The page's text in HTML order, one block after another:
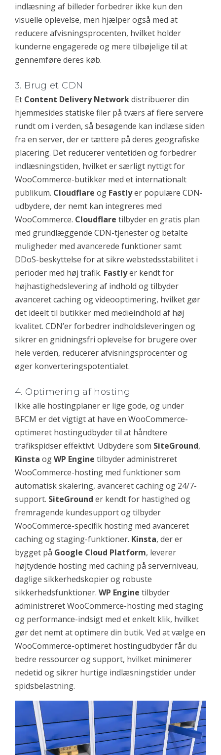
indlæsning af billeder forbedrer ikke kun den
visuelle oplevelse, men hjælper også med at
reducere afvisningsprocenten, hvilket holder
kunderne engagerede og mere tilbøjelige til at
gennemføre deres køb.
3. Brug et CDN
Et Content Delivery Networkdistribuerer din
hjemmesides statiske filer på tværs af flere servere
rundt om i verden, så besøgende kan indlæse siden
fra en server, der er tættere på deres geografiske
placering. Det reducerer ventetiden og forbedrer
indlæsningstiden, hvilket er særligt nyttigt for
WooCommerce-butikker med et internationalt
publikum. Cloudflare og Fastlyer populære CDN-
udbydere, der nemt kan integreres med
WooCommerce. Cloudflare tilbyder en gratis plan
med grundlæggende CDN-tjenester og betalte
muligheder med avancerede funktioner samt
DDoS-beskyttelse for at sikre webstedsstabilitet i
perioder med høj trafik. Fastlyer kendt for
højhastighedslevering af indhold og tilbyder
avanceret caching og videooptimering, hvilket gør
det ideelt til butikker med medieindhold af høj
kvalitet. CDN’er forbedrer indholdsleveringen og
sikrer en gnidningsfri oplevelse for brugere over
hele verden, reducerer afvisningsprocenter og
øger konverteringspotentialet.
4. Optimering af hosting
Ikke alle hostingplaner er lige gode, og under
BFCM er det vigtigt at have en WooCommerce-
optimeret hostingudbyder til at håndtere
trafikspidser effektivt. Udbydere som SiteGround,
Kinsta ogWP Engine tilbyder administreret
WooCommerce-hosting med funktioner som
automatisk skalering, avanceret caching og 24/7-
support. SiteGround er kendt for hastighed og
fremragende kundesupport og tilbyder
WooCommerce-specifik hosting med avanceret
caching og staging-funktioner. Kinsta, der er
bygget på Google Cloud Platform, leverer
højtydende hosting med caching på serverniveau,
daglige sikkerhedskopier og robuste
sikkerhedsfunktioner. WP Engine tilbyder
administreret WooCommerce-hosting med staging
og performance-indsigt med et enkelt klik, hvilket
gør det nemt at optimere din butik. Ved at vælge en
WooCommerce-optimeret hostingudbyder får du
bedre ressourcer og support, hvilket minimerer
nedetid og sikrer hurtige indlæsningstider under
spidsbelastning.